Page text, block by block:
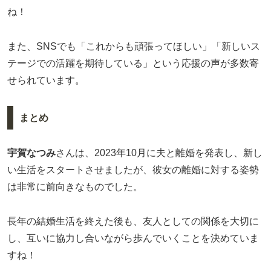
ね！
また、SNSでも「これからも頑張ってほしい」「新しいス
テージでの活躍を期待している」という応援の声が多数寄
せられています。
まとめ
宇賀なつみさんは、2023年10月に夫と離婚を発表し、新し
い生活をスタートさせましたが、彼女の離婚に対する姿勢
は非常に前向きなものでした。
長年の結婚生活を終えた後も、友人としての関係を大切に
し、互いに協力し合いながら歩んでいくことを決めていま
すね！